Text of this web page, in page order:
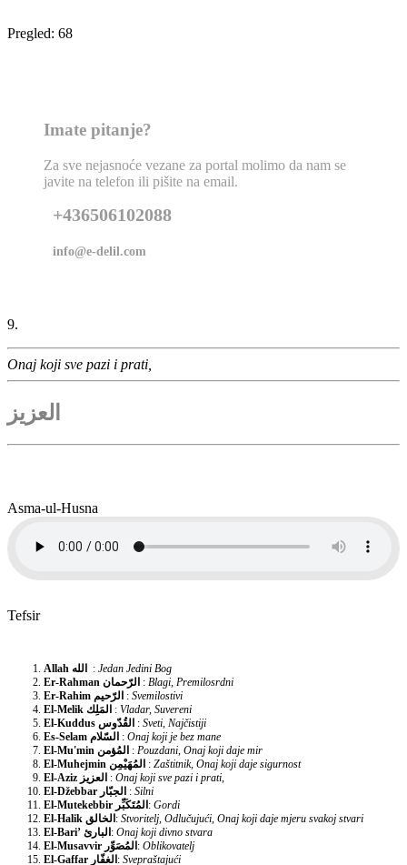
Pregled: 68
Imate pitanje?
Za sve nejasnoće vezane za portal molimo da nam se
javite na telefon ili pišite na email.
+436506102088
info@e-delil.com
9.
Onaj koji sve pazi i prati,
العزيز
Asma-ul-Husna
Tefsir
Allah الله : Jedan Jedini Bog
Er-Rahman الرّحمان : Blagi, Premilosrdni
Er-Rahim الرّحيم : Svemilostivi
El-Melik المَلِك : Vladar, Suvereni
El-Kuddus القُدّوس : Sveti, Najčistiji
Es-Selam السّلام : Onaj koji je bez mane
El-Mu'min المُؤمن : Pouzdani, Onaj koji daje mir
El-Muhejmin المُهَيْمِن : Zaštitnik, Onaj koji daje sigurnost
El-Aziz العزيز : Onaj koji sve pazi i prati,
El-Džebbar الجبّار : Silni
El-Mutekebbir المُتَكَبِّر: Gordi
El-Halik الخالق: Stvoritelj, Odlučujući, Onaj koji daje mjeru svakoj stvari
El-Bari’ البارئ: Onaj koji divno stvara
El-Musavvir المُصَوِّر: Oblikovatelj
El-Gaffar الغفّار: Svepraštajući